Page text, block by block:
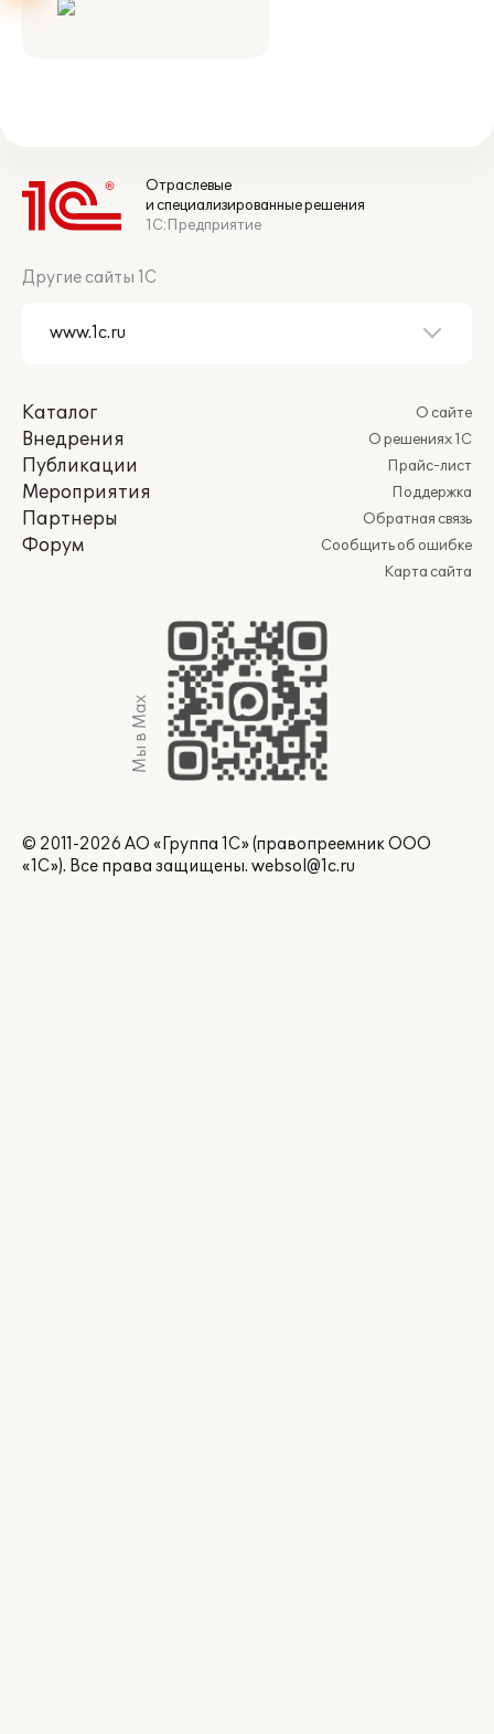
Отраслевые
и специализированные решения
1С:Предприятие
Другие сайты 1С
Каталог
Внедрения
Публикации
Мероприятия
Партнеры
Форум
О сайте
О решениях 1С
Прайс-лист
Поддержка
Обратная связь
Сообщить об ошибке
Карта сайта
Мы в Max
© 2011-2026 АО «Группа 1С» (правопреемник ООО
«1С»). Все права защищены. websol@1c.ru